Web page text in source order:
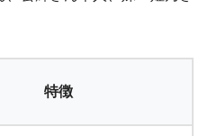
特徴